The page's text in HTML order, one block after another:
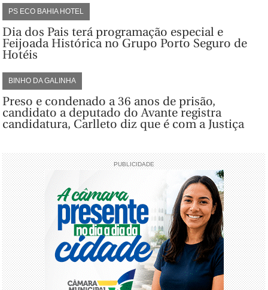
PS ECO BAHIA HOTEL
Dia dos Pais terá programação especial e
Feijoada Histórica no Grupo Porto Seguro de
Hotéis
BINHO DA GALINHA
Preso e condenado a 36 anos de prisão,
candidato a deputado do Avante registra
candidatura, Carlleto diz que é com a Justiça
PUBLICIDADE